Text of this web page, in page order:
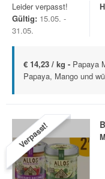
Leider verpasst!
Gültig: 15.05. -
31.05.
€ 14,23 / kg - Papaya
Papaya, Mango und
Verpasst!